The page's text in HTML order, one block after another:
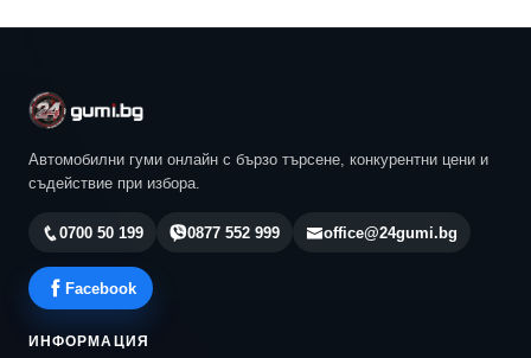
Автомобилни гуми онлайн с бързо търсене, конкурентни цени и
съдействие при избора.
0700 50 199 0877 552 999 office@24gumi.bg
Facebook
ИНФОРМАЦИЯ